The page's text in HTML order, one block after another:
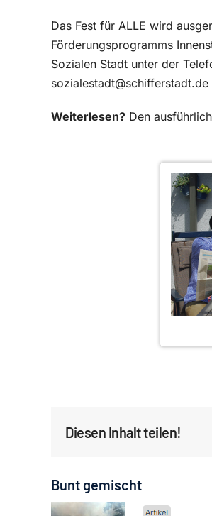
Das Fest für ALLE wird
Förderungsprogramms
Sozialen Stadt unter der
Weiterlesen? Den
Diesen Inhalt teilen!
Bunt gemischt